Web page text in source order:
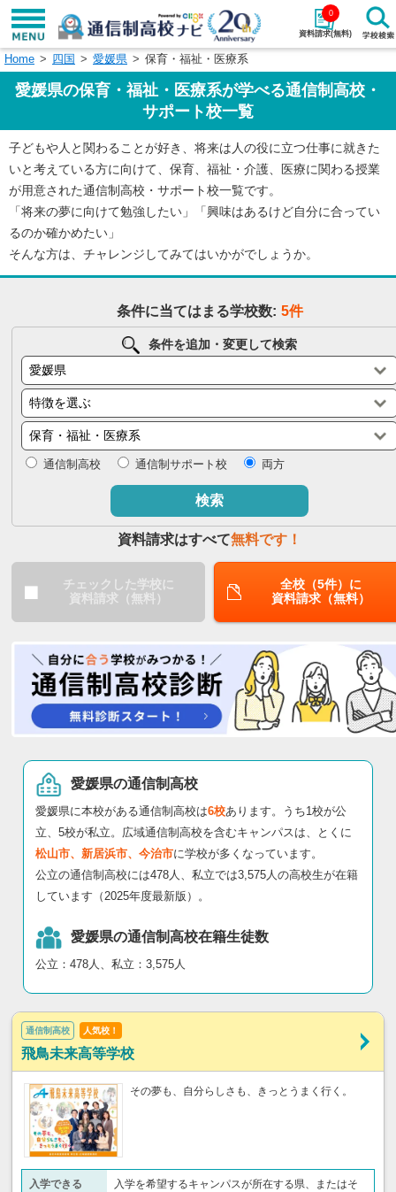
資料請求(無料)
0
学校名で探す
エリアから探す 特徴から探す
エリアを選択して探す
関東
東海 北陸・甲信越
中国
四国
閉じる
Home 四国 愛媛県 保育・福祉・医療系
愛媛県の保育・福祉・医療系が学べる通信制高校・
サポート校一覧
子どもや人と関わることが好き、将来は人の役に立つ仕事に就きた
いと考えている方に向けて、保育、福祉・介護、医療に関わる授業
が用意された通信制高校・サポート校一覧です。
「将来の夢に向けて勉強したい」「興味はあるけど自分に合ってい
るのか確かめたい」
そんな方は、チャレンジしてみてはいかがでしょうか。
条件に当てはまる学校数: 5件
条件を追加・変更して検索
通信制高校 通信制サポート校 両方
検索
資料請求はすべて無料です！
チェックした学校に
資料請求（無料）
全校（5件）に
資料請求（無料）
愛媛県の通信制高校
愛媛県に本校がある通信制高校は6校あります。うち1校が公
立、5校が私立。広域通信制高校を含むキャンパスは、とくに
松山市、新居浜市、今治市に学校が多くなっています。
公立の通信制高校には478人、私立では3,575人の高校生が在籍
しています（2025年度最新版）。
愛媛県の通信制高校在籍生徒数
公立：478人、私立：3,575人
通信制高校 人気校！
飛鳥未来高等学校
その夢も、自分らしさも、きっとうまく行く。
入学できる
入学を希望するキャンパスが所在する県、またはそ